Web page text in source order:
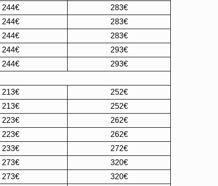
244€
283€
244€
283€
244€
283€
244€
293€
244€
293€
213€
252€
213€
252€
223€
262€
223€
262€
233€
272€
273€
320€
273€
320€